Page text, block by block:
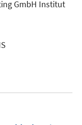
GmbH Institut